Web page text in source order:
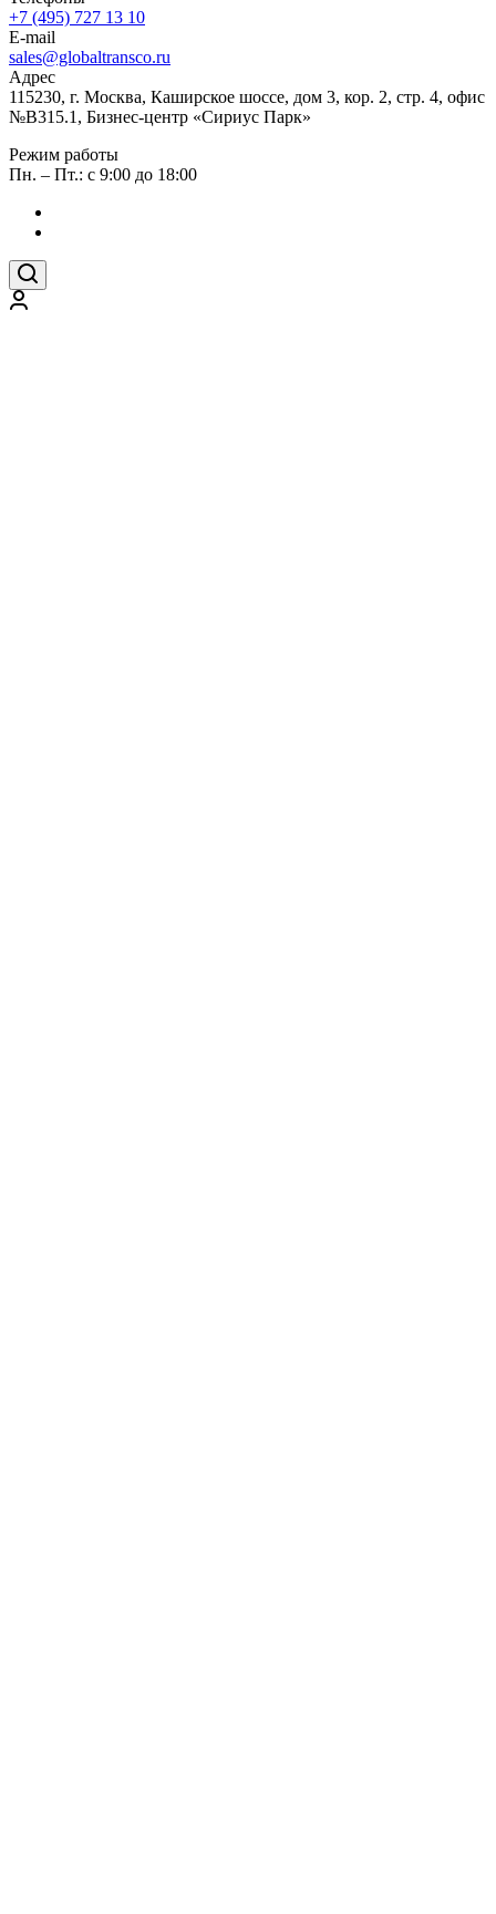
+7 (495) 727 13 10
E-mail
sales@globaltransco.ru
Адрес
115230, г. Москва, Каширское шоссе, дом 3, кор. 2, стр. 4, офис
№В315.1, Бизнес-центр «Сириус Парк»
Режим работы
Пн. – Пт.: с 9:00 до 18:00